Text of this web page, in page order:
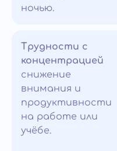
ночью.
Трудности с
концентрацией
снижение
внимания и
продуктивности
на работе или
учёбе.